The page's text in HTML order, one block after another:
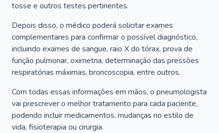
tosse e outros testes pertinentes.
Depois disso, o médico poderá solicitar exames
complementares para confirmar o possível diagnóstico,
incluindo exames de sangue, raio X do tórax, prova de
função pulmonar, oximetria, determinação das pressões
respiratórias máximas, broncoscopia, entre outros.
Com todas essas informações em mãos, o pneumologista
vai prescrever o melhor tratamento para cada paciente,
podendo incluir medicamentos, mudanças no estilo de
vida, fisioterapia ou cirurgia.